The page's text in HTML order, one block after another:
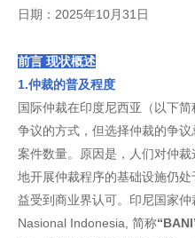
日期：2025年10月31日
前言 现状概述
1.仲裁的普及程度
国际仲裁在印度尼西亚（以下
争议的方式，但选择仲裁的争
案件数量。原因是，人们对仲
地开展仲裁程序的基础设施仍
益受到商业界认可。印尼国家
Nasional Indonesia, 简称